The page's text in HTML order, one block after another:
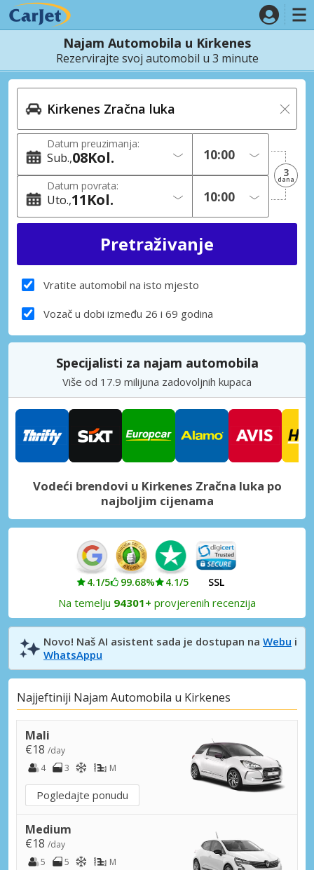
Najam Automobila u Kirkenes
Rezervirajte svoj automobil u 3 minute
Datum preuzimanja:
Sub. 08Kol.
Datum povrata:
Uto. 11Kol.
3
dana
Vratite automobil na isto mjesto
Vozač u dobi između 26 i 69 godina
Specijalisti za najam automobila
Više od 17.9 milijuna zadovoljnih kupaca
Vodeći brendovi u Kirkenes Zračna luka po
najboljim cijenama
4.1/5 99.68% 4.1/5 SSL
Na temelju 94301+ provjerenih recenzija
Novo! Naš AI asistent sada je dostupan na Webu i
WhatsAppu
Najjeftiniji Najam Automobila u Kirkenes
Mali
€18 /day
4
3 M
Pogledajte ponudu
Medium
€18 /day
5
5 M